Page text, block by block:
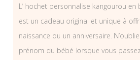
L’ hochet personnalise kangourou en
est un cadeau original et unique à
naissance ou un anniversaire.
prénom du bébé lorsque vous